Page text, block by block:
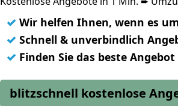
✓ Wir helfen Ihnen, wenn es
✓ Schnell & unverbindlich
✓ Finden Sie das beste
blitzschnell kostenlose